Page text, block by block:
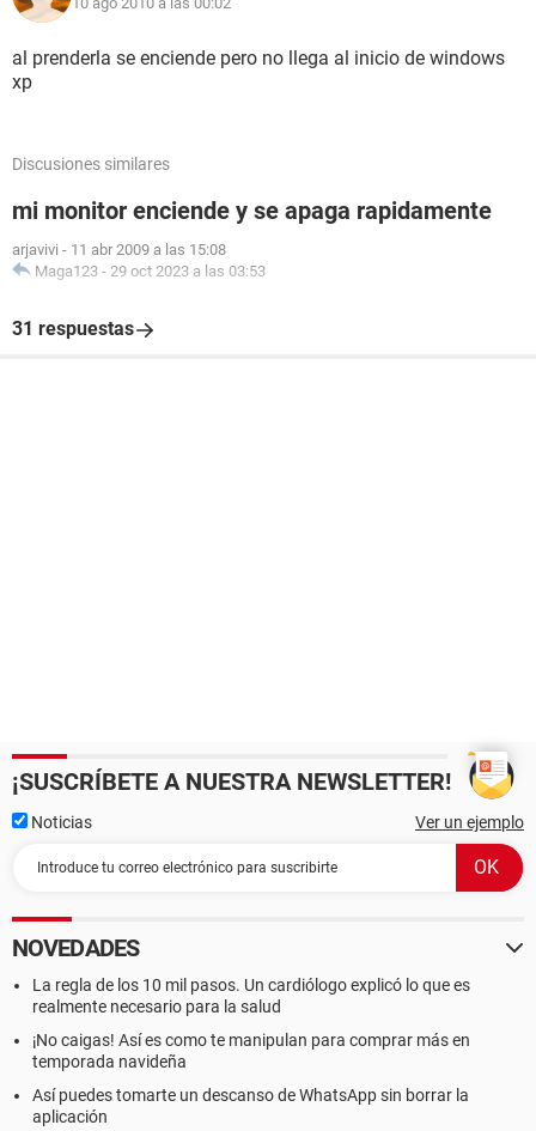
al prenderla se enciende pero no llega al inicio de windows
xp
Discusiones similares
mi monitor enciende y se apaga rapidamente
arjavivi - 11 abr 2009 a las 15:08
Maga123 - 29 oct 2023 a las 03:53
31 respuestas
¡SUSCRÍBETE A NUESTRA NEWSLETTER!
Noticias Ver un ejemplo
NOVEDADES
La regla de los 10 mil pasos. Un cardiólogo explicó lo que es
realmente necesario para la salud
¡No caigas! Así es como te manipulan para comprar más en
temporada navideña
Así puedes tomarte un descanso de WhatsApp sin borrar la
aplicación